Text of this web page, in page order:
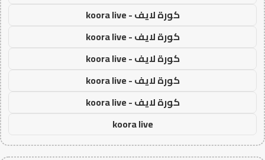
كورة لايف - koora live
كورة لايف - koora live
كورة لايف - koora live
كورة لايف - koora live
كورة لايف - koora live
koora live